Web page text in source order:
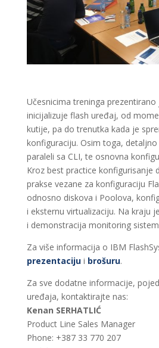
Učesnicima treninga prezentirano
inicijalizuje flash uređaj, od
kutije, pa do trenutka kada je
konfiguraciju. Osim toga,
paraleli sa CLI, te osnovna
Kroz best practice konfigurisanje
prakse vezane za konfiguraciju
odnosno diskova i Poolova,
i eksternu virtualizaciju. Na kraju
i demonstracija monitoring
Za više informacija o IBM
prezentacijui brošuru.
Za sve dodatne informacije,
uređaja, kontaktirajte nas:
Kenan SERHATLIĆ
Product Line Sales Manager
Phone: +387 33 770 207